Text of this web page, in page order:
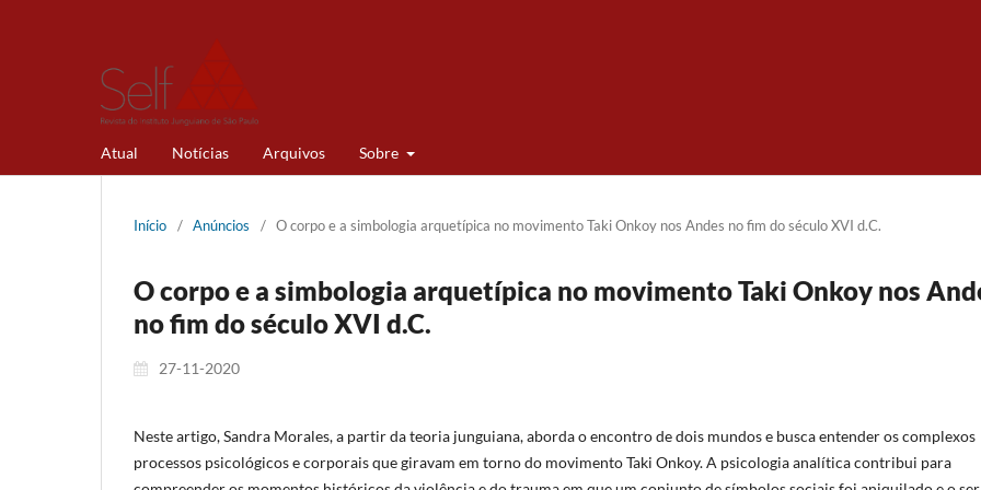
Atual Notícias Arquivos Sobre
Início / Anúncios / O corpo e a simbologia arquetípica no movimento Taki Onkoy nos Andes no fim do século XVI d.C.
O corpo e a simbologia arquetípica no movimento Taki Onkoy nos
no fim do século XVI d.C.
27-11-2020
Neste artigo, Sandra Morales, a partir da teoria junguiana, aborda o encontro de dois mundos e busca entender os complexos
processos psicológicos e corporais que giravam em torno do movimento Taki Onkoy. A psicologia analítica contribui para